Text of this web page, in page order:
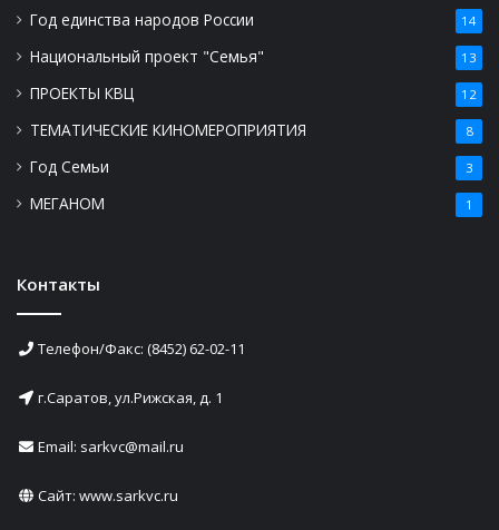
Год единства народов России 14
Национальный проект "Семья" 13
ПРОЕКТЫ КВЦ 12
ТЕМАТИЧЕСКИЕ КИНОМЕРОПРИЯТИЯ 8
Год Семьи 3
МЕГАНОМ 1
Контакты
Телефон/Факс: (8452) 62-02-11
г.Саратов, ул.Рижская, д. 1
Email: sarkvc@mail.ru
Сайт: www.sarkvc.ru